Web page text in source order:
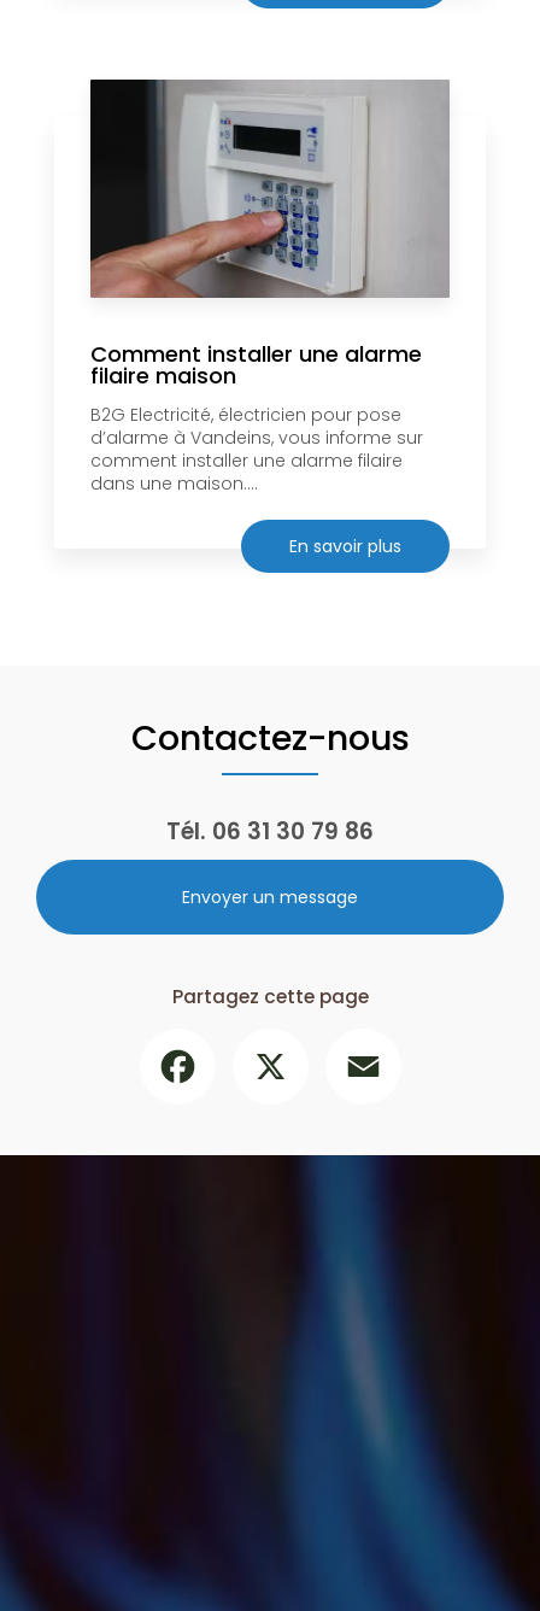
Comment installer une alarme
filaire maison
B2G Electricité, électricien pour pose
d’alarme à Vandeins, vous informe sur
comment installer une alarme filaire
dans une maison....
En savoir plus
Contactez-nous
Tél. 06 31 30 79 86
Envoyer un message
Partagez cette page